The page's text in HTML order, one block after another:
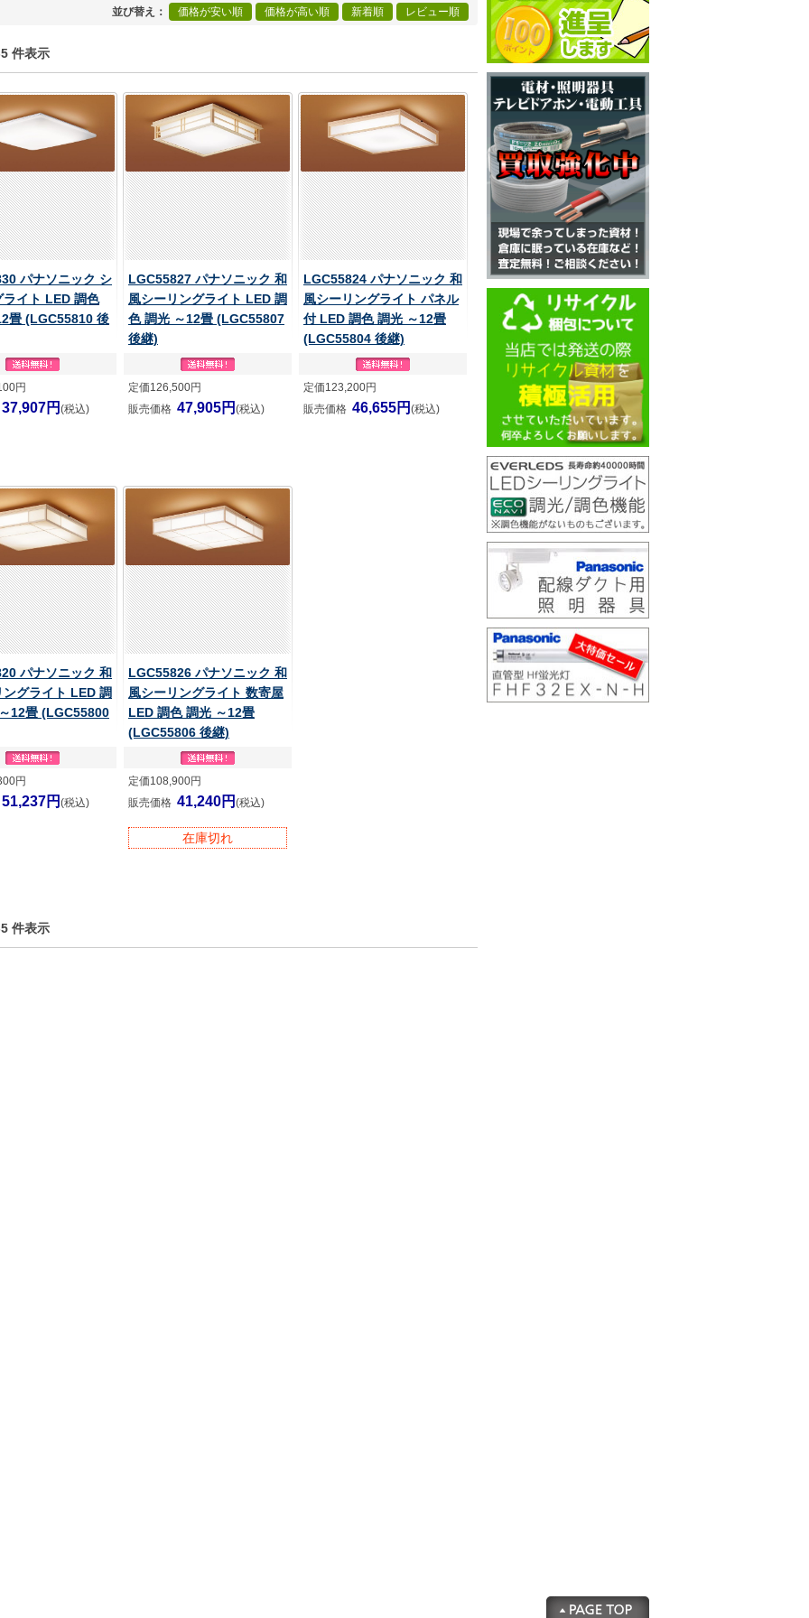
並び替え 価格が安い順 価格が高い順 新着順 レビュー順
5 件表示
パナソニック シ
ライト LED 調色
畳 (LGC55810 後
円
37,907円 (税込)
LGC55827 パナソニック 和
風シーリングライト LED 調
色 調光 ～12畳 (LGC55807
後継)
定価126,500円
販売価格 47,905円 (税込)
LGC55824 パナソニック 和
風シーリングライト パネル
付 LED 調色 調光 ～12畳
(LGC55804 後継)
定価123,200円
販売価格 46,655円 (税込)
パナソニック 和
ングライト LED 調
12畳 (LGC55800
円
51,237円 (税込)
LGC55826 パナソニック 和
風シーリングライト 数寄屋
LED 調色 調光 ～12畳
(LGC55806 後継)
定価108,900円
販売価格 41,240円 (税込)
在庫切れ
5 件表示